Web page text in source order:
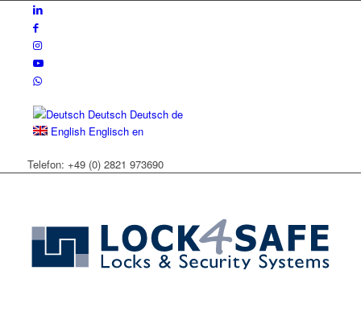
Deutsch Deutsch de
English Englisch en
Telefon: +49 (0) 2821 973690